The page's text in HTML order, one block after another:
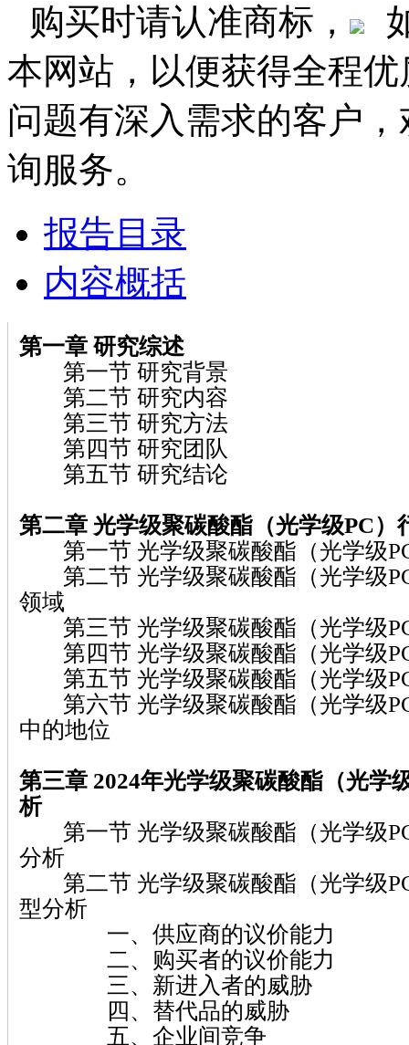
购买时请认准商标，
本网站，以便获得全程
问题有深入需求的客户
询服务。
报告目录
内容概括
第一章 研究综述
第一节 研究背景
第二节 研究内容
第三节 研究方法
第四节 研究团队
第五节 研究结论
第二章 光学级聚碳酸酯（光学级PC）
第一节 光学级聚碳酸酯（光学级
第二节 光学级聚碳酸酯（光学级
领域
第三节 光学级聚碳酸酯（光学级
第四节 光学级聚碳酸酯（光学级
第五节 光学级聚碳酸酯（光学级
第六节 光学级聚碳酸酯（光学级
中的地位
第三章 2024年光学级聚碳酸酯（光学
析
第一节 光学级聚碳酸酯（光学级
分析
第二节 光学级聚碳酸酯（光学级
型分析
一、供应商的议价能力
二、购买者的议价能力
三、新进入者的威胁
四、替代品的威胁
五、企业间竞争